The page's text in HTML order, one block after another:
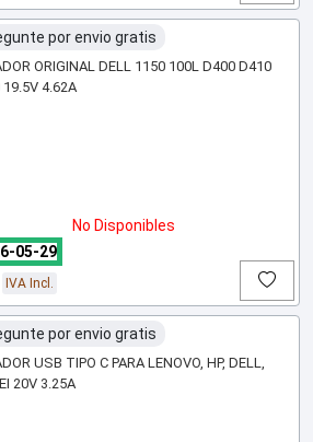
por envio gratis
ORIGINAL DELL 1150 100L D400 D410
4.62A
No Disponibles
05-29
IVA Incl.
por envio gratis
USB TIPO C PARA LENOVO, HP, DELL,
20V 3.25A